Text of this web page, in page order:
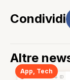
Condividi
Altre
App Tech